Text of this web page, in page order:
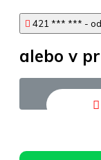
421 ***
alebo v